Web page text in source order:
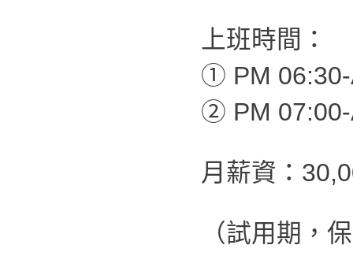
上班時間：
① PM
② PM
月薪資：
（試用期，